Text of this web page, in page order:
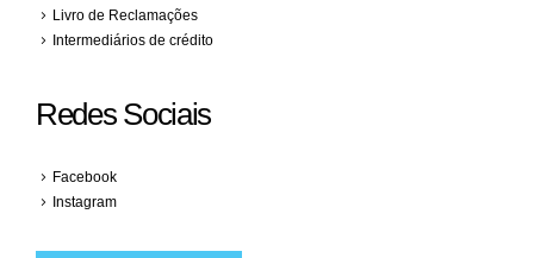
Livro de Reclamações
Intermediários de crédito
Redes Sociais
Facebook
Instagram